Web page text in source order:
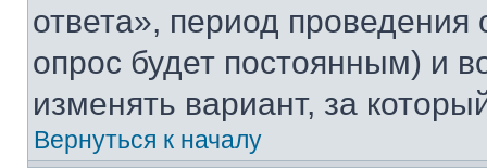
ответа», период проведения
опрос будет постоянным) и
изменять вариант, за
Вернуться к началу